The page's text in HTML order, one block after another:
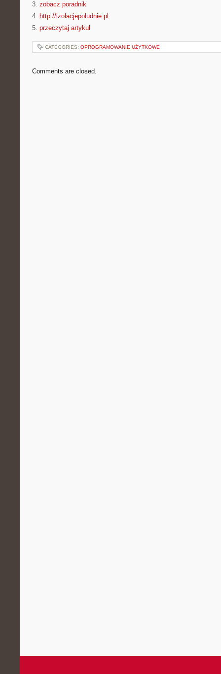
3. zobacz poradnik
4. http://izolacjepoludnie.pl
5. przeczytaj artykuł
CATEGORIES: OPROGRAMOWANIE UŻYTKOWE
Comments are closed.